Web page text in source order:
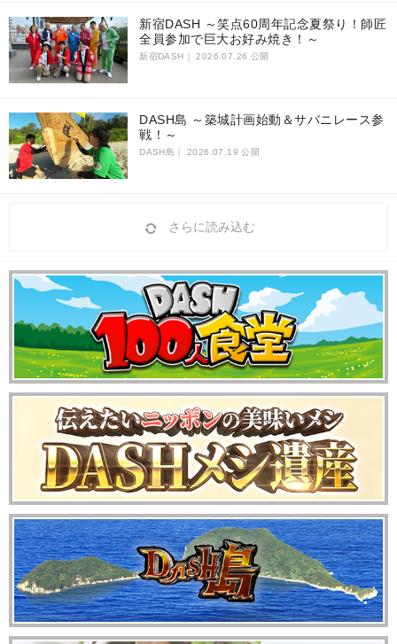
新宿DASH ～笑点60周年記念夏祭り！師匠
全員参加で巨大お好み焼き！～
新宿DASH｜ 2026.07.26 公開
DASH島 ～築城計画始動＆サバニレース参
戦！～
DASH島｜ 2026.07.19 公開
さらに読み込む